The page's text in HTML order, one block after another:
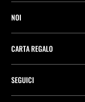
Rintraccia il tuo ordine
Ricerca dei punti di
Preferenze per i cookie
NOI
Società
Company Profile
CARTA REGALO
Acquisto Carta Regalo
SEGUICI